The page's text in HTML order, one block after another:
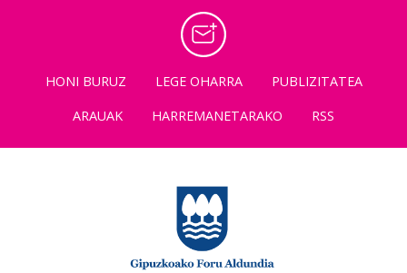
HONI BURUZ LEGE OHARRA
PUBLIZITATEA
ARAUAK
HARREMANETARAKO RSS